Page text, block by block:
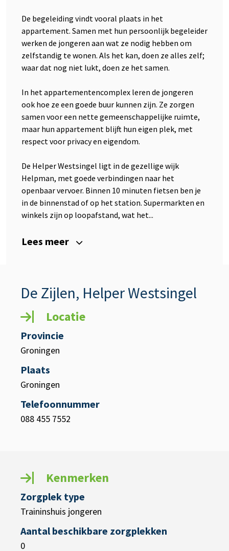
De begeleiding vindt vooral plaats in het
appartement. Samen met hun persoonlijk begeleider
werken de jongeren aan wat ze nodig hebben om
zelfstandig te wonen. Als het kan, doen ze alles zelf;
waar dat nog niet lukt, doen ze het samen.
In het appartementencomplex leren de jongeren
ook hoe ze een goede buur kunnen zijn. Ze zorgen
samen voor een nette gemeenschappelijke ruimte,
maar hun appartement blijft hun eigen plek, met
respect voor privacy en eigendom.
De Helper Westsingel ligt in de gezellige wijk
Helpman, met goede verbindingen naar het
openbaar vervoer. Binnen 10 minuten fietsen ben je
in de binnenstad of op het station. Supermarkten en
winkels zijn op loopafstand, wat het...
Lees meer
De Zijlen, Helper Westsingel
Locatie
Provincie
Groningen
Plaats
Groningen
Telefoonnummer
088 455 7552
Kenmerken
Zorgplek type
Traininshuis jongeren
Aantal beschikbare zorgplekken
0